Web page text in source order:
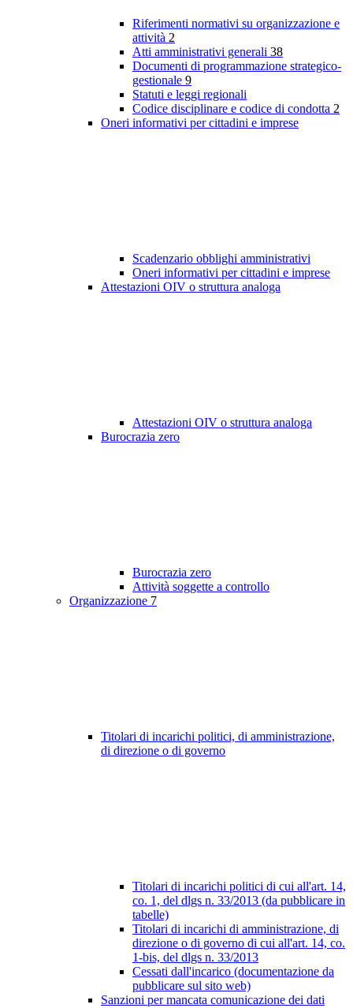
Riferimenti normativi su organizzazione e
attività 2
Atti amministrativi generali 38
Documenti di programmazione strategico-
gestionale 9
Statuti e leggi regionali
Codice disciplinare e codice di condotta 2
Oneri informativi per cittadini e imprese
Scadenzario obblighi amministrativi
Oneri informativi per cittadini e imprese
Attestazioni OIV o struttura analoga
Attestazioni OIV o struttura analoga
Burocrazia zero
Burocrazia zero
Attività soggette a controllo
Organizzazione 7
Titolari di incarichi politici, di amministrazione,
di direzione o di governo
Titolari di incarichi politici di cui all'art. 14,
co. 1, del dlgs n. 33/2013 (da pubblicare in
tabelle)
Titolari di incarichi di amministrazione, di
direzione o di governo di cui all'art. 14, co.
1-bis, del dlgs n. 33/2013
Cessati dall'incarico (documentazione da
pubblicare sul sito web)
Sanzioni per mancata comunicazione dei dati